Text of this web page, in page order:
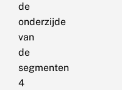
de
onderzijde
van
de
segmenten
4